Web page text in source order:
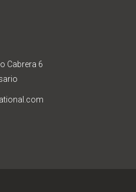
Cabrera 6